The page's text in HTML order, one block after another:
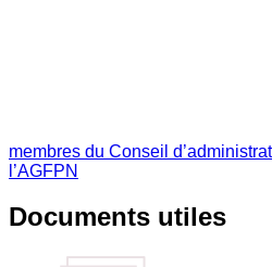
membres du Conseil
l’AGFPN
Documents utiles